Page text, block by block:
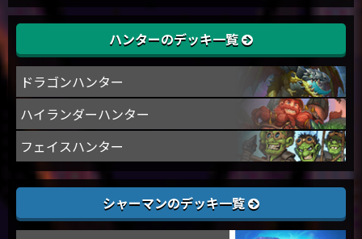
ハンターのデッキ一覧
ドラゴンハンター
ハイランダーハンター
フェイスハンター
シャーマンのデッキ一覧